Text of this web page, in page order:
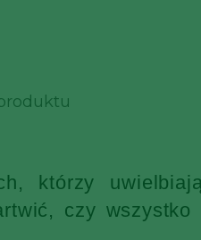
którzy
czy